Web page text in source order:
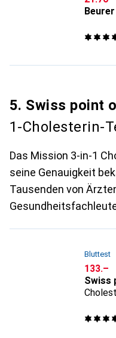
Beurer
5. Swiss point
1-Cholesterin-
Das Mission 3-in-1
seine Genauigkeit
Tausenden von
Bluttest
CHF
133.–
Swiss